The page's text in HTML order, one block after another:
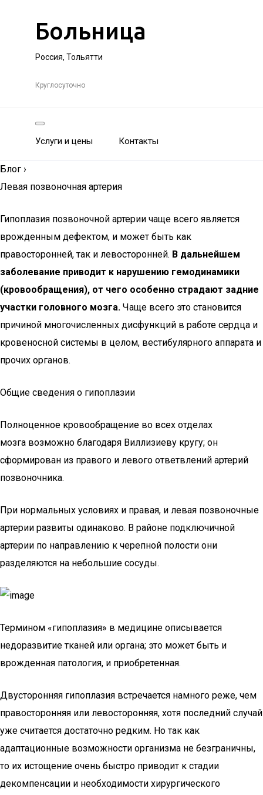
Больница
Россия, Тольятти
Круглосуточно
Услуги и цены Контакты
Блог ›
Левая позвоночная артерия
Гипоплазия позвоночной артерии чаще всего является
врожденным дефектом, и может быть как
правосторонней, так и левосторонней. В дальнейшем
заболевание приводит к нарушению гемодинамики
(кровообращения), от чего особенно страдают задние
участки головного мозга. Чаще всего это становится
причиной многочисленных дисфункций в работе сердца и
кровеносной системы в целом, вестибулярного аппарата и
прочих органов.
Общие сведения о гипоплазии
Полноценное кровообращение во всех отделах
мозга возможно благодаря Виллизиеву кругу; он
сформирован из правого и левого ответвлений артерий
позвоночника.
При нормальных условиях и правая, и левая позвоночные
артерии развиты одинаково. В районе подключичной
артерии по направлению к черепной полости они
разделяются на небольшие сосуды.
Термином «гипоплазия» в медицине описывается
недоразвитие тканей или органа; это может быть и
врожденная патология, и приобретенная.
Двусторонняя гипоплазия встречается намного реже, чем
правосторонняя или левосторонняя, хотя последний случай
уже считается достаточно редким. Но так как
адаптационные возможности организма не безграничны,
то их истощение очень быстро приводит к стадии
декомпенсации и необходимости хирургического